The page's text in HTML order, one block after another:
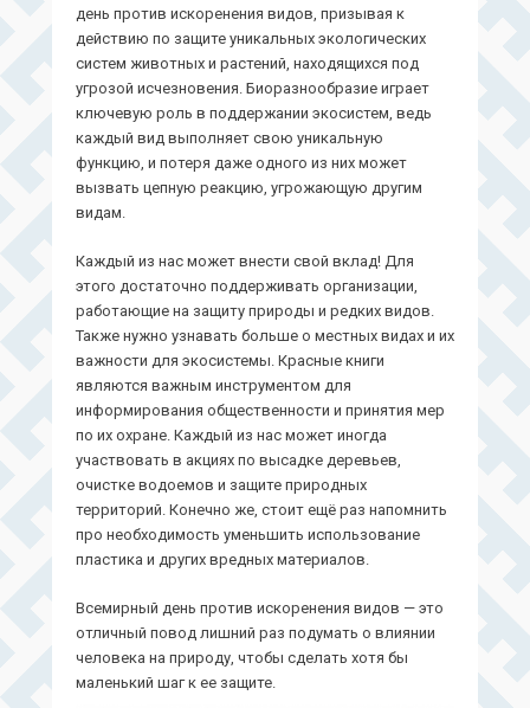
день против искоренения видов, призывая к
действию по защите уникальных экологических
систем животных и растений, находящихся под
угрозой исчезновения. Биоразнообразие играет
ключевую роль в поддержании экосистем, ведь
каждый вид выполняет свою уникальную
функцию, и потеря даже одного из них может
вызвать цепную реакцию, угрожающую другим
видам.
Каждый из нас может внести свой вклад! Для
этого достаточно поддерживать организации,
работающие на защиту природы и редких видов.
Также нужно узнавать больше о местных видах и их
важности для экосистемы. Красные книги
являются важным инструментом для
информирования общественности и принятия мер
по их охране. Каждый из нас может иногда
участвовать в акциях по высадке деревьев,
очистке водоемов и защите природных
территорий. Конечно же, стоит ещё раз напомнить
про необходимость уменьшить использование
пластика и других вредных материалов.
Всемирный день против искоренения видов — это
отличный повод лишний раз подумать о влиянии
человека на природу, чтобы сделать хотя бы
маленький шаг к ее защите.